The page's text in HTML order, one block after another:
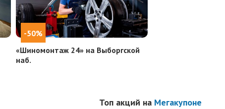
-50%
«Шиномонтаж 24» на Выборгской
наб.
Топ акций на Мегакупоне